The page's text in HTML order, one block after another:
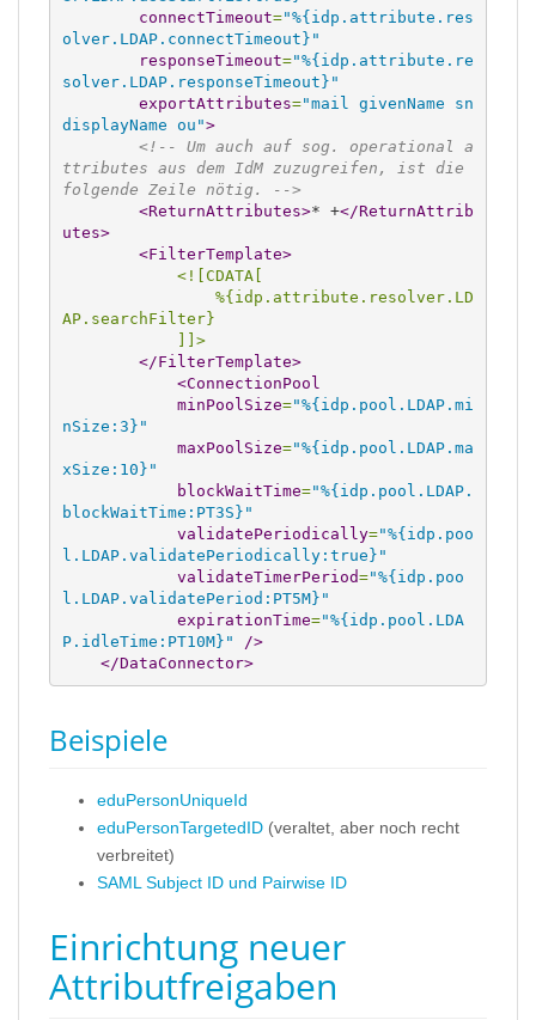
connectTimeout="%{idp.attribute.res
olver.LDAP.connectTimeout}"
responseTimeout="%{idp.attribute.re
solver.LDAP.responseTimeout}"
exportAttributes="mail givenName sn
displayName ou">
<!-- Um auch auf sog. operational a
ttributes aus dem IdM zuzugreifen, ist die
folgende Zeile nötig. -->
<ReturnAttributes>* +</ReturnAttrib
utes>
<FilterTemplate>
<![CDATA[
AP.searchFilter}
            ]]>
</FilterTemplate>
<ConnectionPool
minPoolSize="%{idp.pool.LDAP.mi
nSize:3}"
maxPoolSize="%{idp.pool.LDAP.ma
xSize:10}"
blockWaitTime="%{idp.pool.LDAP.
blockWaitTime:PT3S}"
validatePeriodically="%{idp.poo
l.LDAP.validatePeriodically:true}"
validateTimerPeriod="%{idp.poo
l.LDAP.validatePeriod:PT5M}"
expirationTime="%{idp.pool.LDA
P.idleTime:PT10M}"
/>
</DataConnector>
Beispiele
eduPersonUniqueId
eduPersonTargetedID (veraltet, aber noch recht
verbreitet)
SAML Subject ID und Pairwise ID
Einrichtung neuer
Attributfreigaben